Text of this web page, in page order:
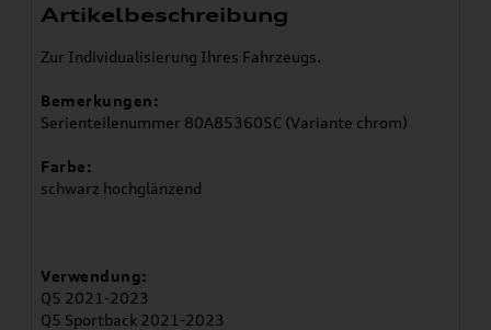
Artikelbeschreibung
Zur Individualisierung Ihres Fahrzeugs.
Bemerkungen:
Serienteilenummer 80A853605C (Variante chrom)
Farbe:
schwarz hochglänzend
Verwendung:
Q5 2021-2023
Q5 Sportback 2021-2023